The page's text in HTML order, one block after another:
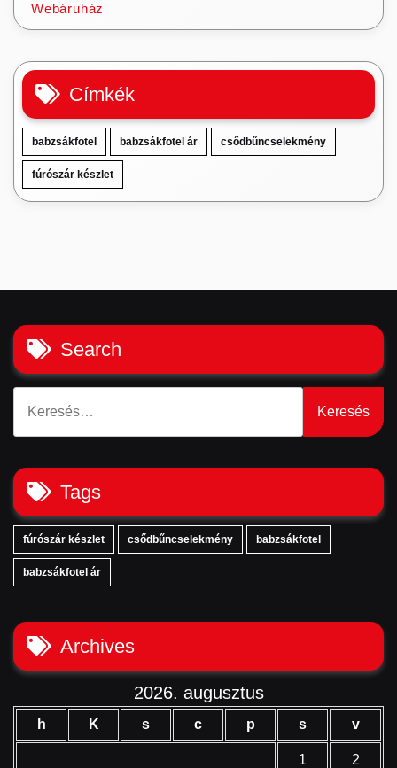
Webáruház
Címkék
babzsákfotel babzsákfotel ár csődbűncselekmény
fúrószár készlet
Search
Tags
fúrószár készlet csődbűncselekmény babzsákfotel
babzsákfotel ár
Archives
2026. augusztus
h K s c p s v
1 2